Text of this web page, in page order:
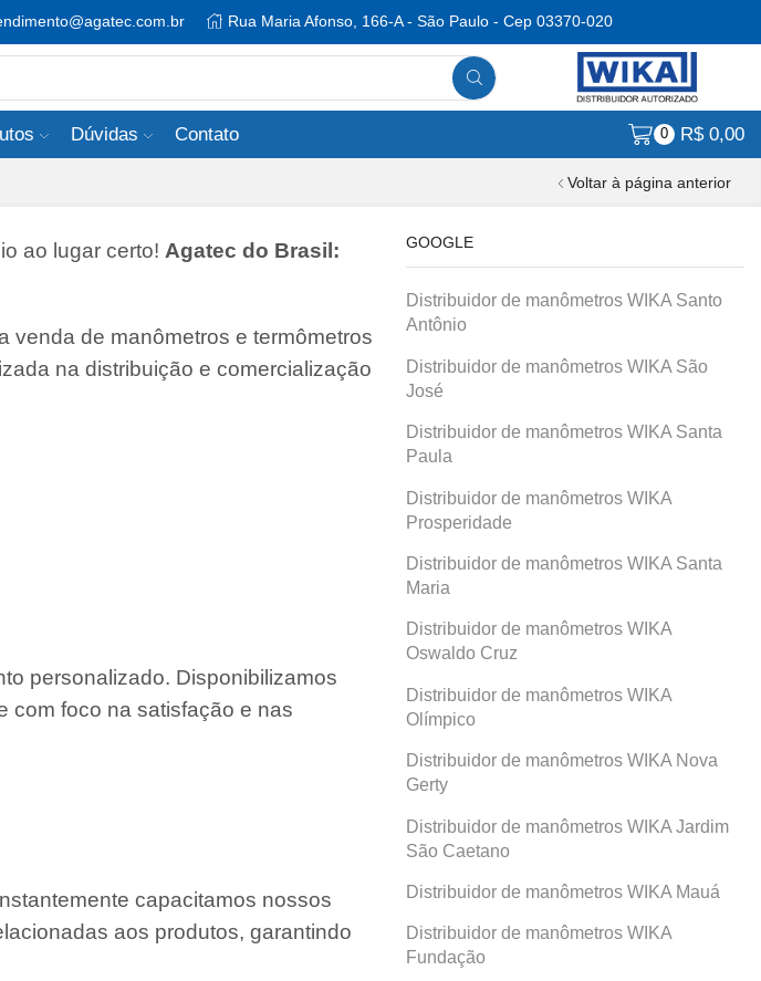
Rua Maria Afonso, 166-A - São Paulo - Cep 03370-020
input
Dúvidas Contato 0 R$0,00
Voltar à página anterior
ao lugar certo! Agatec do Brasil:
venda de manômetros e termômetros
na distribuição e comercialização
personalizado. Disponibilizamos
com foco na satisfação e nas
capacitamos nossos
aos produtos, garantindo
GOOGLE
Distribuidor de manômetros WIKA Santo
Antônio
Distribuidor de manômetros WIKA São
José
Distribuidor de manômetros WIKA Santa
Paula
Distribuidor de manômetros WIKA
Prosperidade
Distribuidor de manômetros WIKA Santa
Maria
Distribuidor de manômetros WIKA
Oswaldo Cruz
Distribuidor de manômetros WIKA
Olímpico
Distribuidor de manômetros WIKA Nova
Gerty
Distribuidor de manômetros WIKA Jardim
São Caetano
Distribuidor de manômetros WIKA Mauá
Distribuidor de manômetros WIKA
Fundação